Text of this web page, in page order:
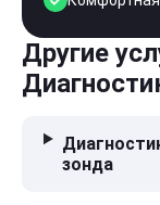
Другие
зонда